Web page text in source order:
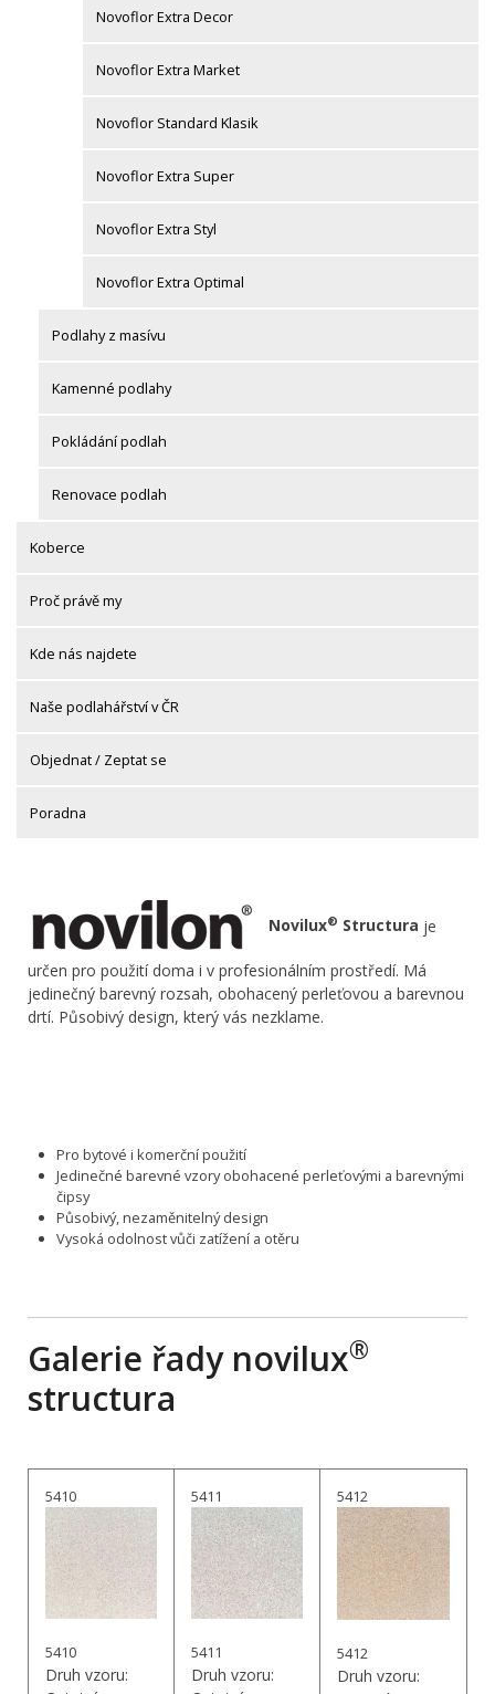
Novoflor Extra Decor
Novoflor Extra Market
Novoflor Standard Klasik
Novoflor Extra Super
Novoflor Extra Styl
Novoflor Extra Optimal
Podlahy z masívu
Kamenné podlahy
Pokládání podlah
Renovace podlah
Koberce
Proč právě my
Kde nás najdete
Naše podlahářství v ČR
Objednat / Zeptat se
Poradna
Novilux® Structura je
určen pro použití doma i v profesionálním prostředí. Má
jedinečný barevný rozsah, obohacený perleťovou a barevnou
drtí. Působivý design, který vás nezklame.
Pro bytové i komerční použití
Jedinečné barevné vzory obohacené perleťovými a barevnými
čipsy
Působivý, nezaměnitelný design
Vysoká odolnost vůči zatížení a otěru
Galerie řady novilux®
structura
5410
5410
Druh vzoru:
5411
5411
Druh vzoru:
5412
5412
Druh vzoru: